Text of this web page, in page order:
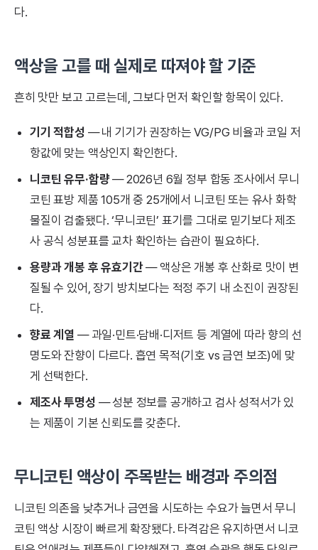
다.
액상을 고를 때 실제로 따져야 할 기준
흔히 맛만 보고 고르는데, 그보다 먼저 확인할 항목이 있다.
기기 적합성 — 내 기기가 권장하는 VG/PG 비율과 코일 저
항값에 맞는 액상인지 확인한다.
니코틴 유무·함량— 2026년 6월 정부 합동 조사에서 무니
코틴 표방 제품 105개 중 25개에서 니코틴 또는 유사 화학
물질이 검출됐다. ‘무니코틴’ 표기를 그대로 믿기보다 제조
사 공식 성분표를 교차 확인하는 습관이 필요하다.
용량과 개봉 후 유효기간— 액상은 개봉 후 산화로 맛이 변
질될 수 있어, 장기 방치보다는 적정 주기 내 소진이 권장된
다.
향료 계열 — 과일·민트·담배·디저트 등 계열에 따라 향의 선
명도와 잔향이 다르다. 흡연 목적(기호 vs 금연 보조)에 맞
게 선택한다.
제조사 투명성 — 성분 정보를 공개하고 검사 성적서가 있
는 제품이 기본 신뢰도를 갖춘다.
무니코틴 액상이 주목받는 배경과 주의점
니코틴 의존을 낮추거나 금연을 시도하는 수요가 늘면서 무니
코틴 액상 시장이 빠르게 확장됐다. 타격감은 유지하면서 니코